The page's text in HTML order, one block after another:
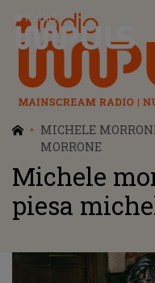
Radio Impuls
MICHELE
MORRONE
Michele
piesa